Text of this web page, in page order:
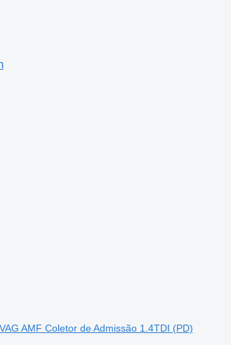
AMF Coletor de Admissão 1.4TDI (PD)